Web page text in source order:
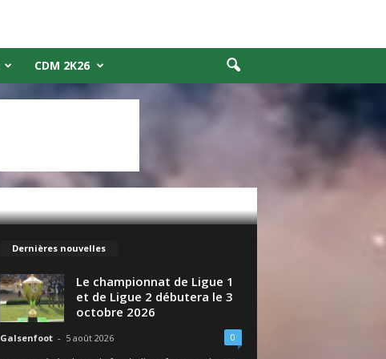
CDM 2K26
Dernières nouvelles
Le championnat de Ligue 1
et de Ligue 2 débutera le 3
octobre 2026
Galsenfoot - 5 août 2026 0